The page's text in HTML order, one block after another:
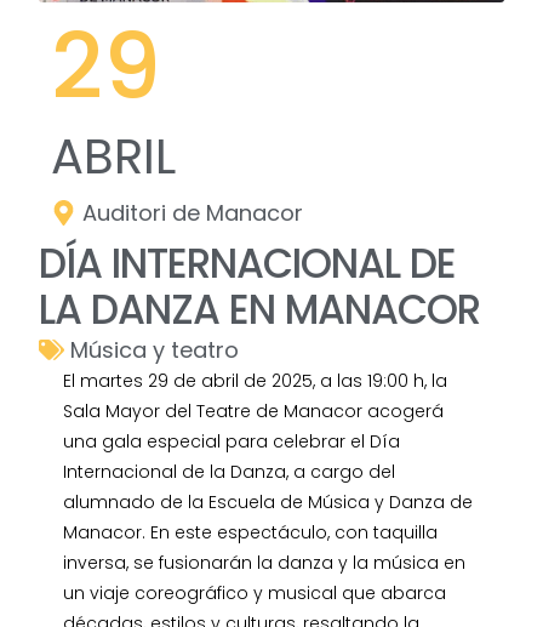
29
ABRIL
Auditori de Manacor
DÍA INTERNACIONAL DE
LA DANZA EN MANACOR
Música y teatro
El martes 29 de abril de 2025, a las 19:00 h, la
Sala Mayor del Teatre de Manacor acogerá
una gala especial para celebrar el Día
Internacional de la Danza, a cargo del
alumnado de la Escuela de Música y Danza de
Manacor. En este espectáculo, con taquilla
inversa, se fusionarán la danza y la música en
un viaje coreográfico y musical que abarca